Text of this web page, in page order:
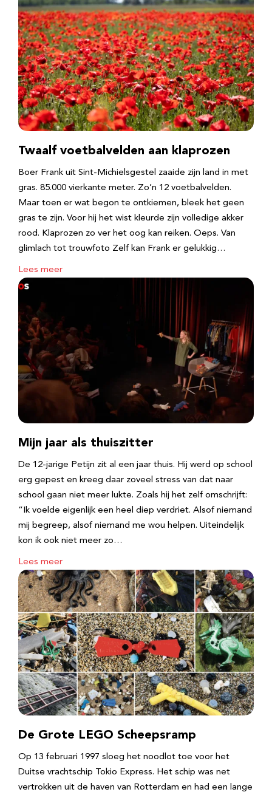
Twaalf voetbalvelden aan klaprozen
Boer Frank uit Sint-Michielsgestel zaaide zijn land in met
gras. 85.000 vierkante meter. Zo’n 12 voetbalvelden.
Maar toen er wat begon te ontkiemen, bleek het geen
gras te zijn. Voor hij het wist kleurde zijn volledige akker
rood. Klaprozen zo ver het oog kan reiken. Oeps. Van
glimlach tot trouwfoto Zelf kan Frank er gelukkig…
Lees meer
Mijn jaar als thuiszitter
De 12-jarige Petijn zit al een jaar thuis. Hij werd op school
erg gepest en kreeg daar zoveel stress van dat naar
school gaan niet meer lukte. Zoals hij het zelf omschrijft:
“Ik voelde eigenlijk een heel diep verdriet. Alsof niemand
mij begreep, alsof niemand me wou helpen. Uiteindelijk
kon ik ook niet meer zo…
Lees meer
De Grote LEGO Scheepsramp
Op 13 februari 1997 sloeg het noodlot toe voor het
Duitse vrachtschip Tokio Express. Het schip was net
vertrokken uit de haven van Rotterdam en had een lange